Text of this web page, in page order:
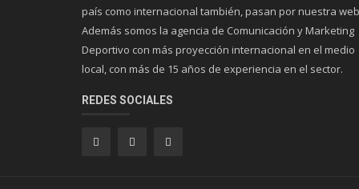
país como internacional también, pasan por nuestra
Además somos la agencia de Comunicación y Marketing
Deportivo con más proyección internacional en el medio
local, con más de 15 años de experiencia en el sector.
REDES SOCIALES